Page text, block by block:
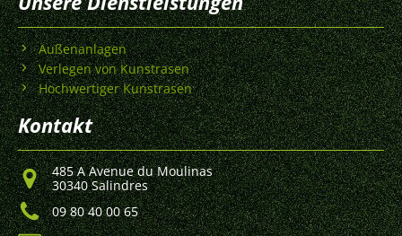
Außenanlagen
Verlegen von Kunstrasen
Hochwertiger Kunstrasen
Kontakt
485 A Avenue du Moulinas
30340 Salindres
09 80 40 00 65